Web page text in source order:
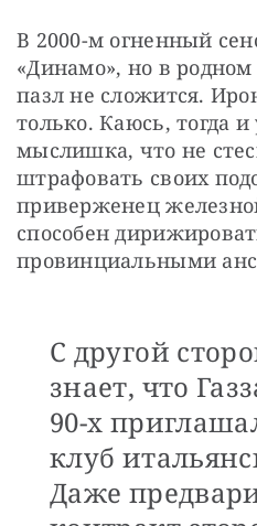
В 2000-м огненный
«Динамо», но в родном
пазл не сложится.
только. Каюсь, тогда
мыслишка, что не
штрафовать своих
приверженец
способен
провинциальными
С другой
знает, что
90-х
клуб
Даже